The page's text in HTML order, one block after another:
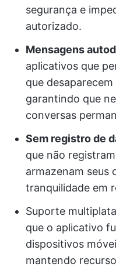
segurança e
autorizado.
Mensagens
aplicativos que
que
garantindo que
conversas
Sem registro de
que não
armazenam seus
tranquilidade em
Suporte
que o aplicativo
dispositivos
mantendo